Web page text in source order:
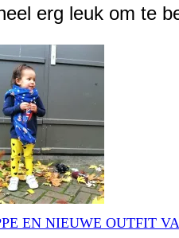
erg leuk om te
EN NIEUWE OUTFIT